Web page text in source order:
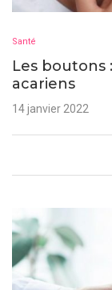
Santé
Les boutons
acariens
14 janvier 2022